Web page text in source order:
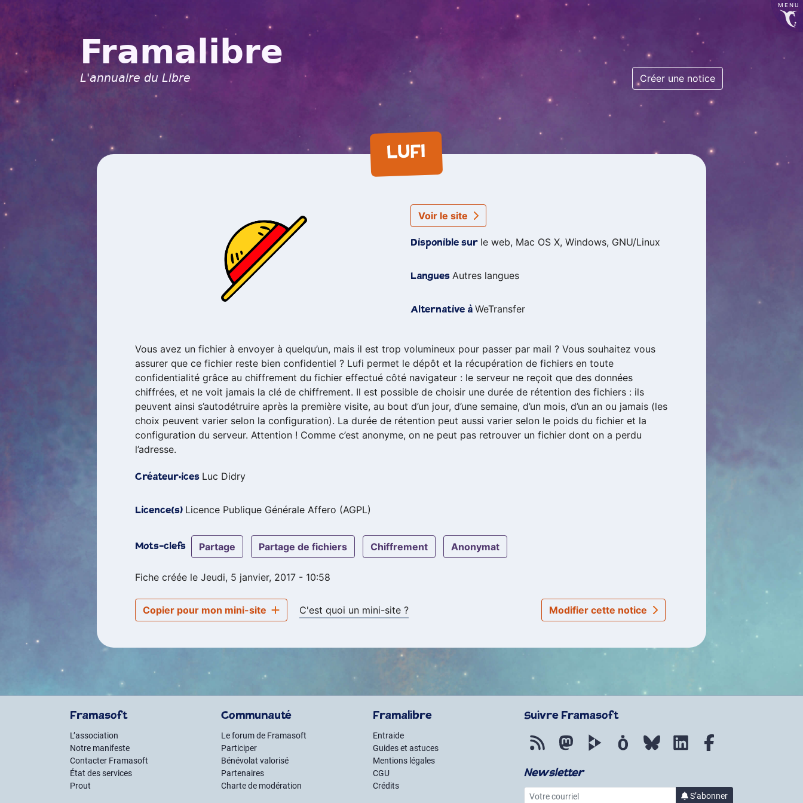
MENU
Framalibre
L'annuaire du Libre Créer une notice
LUFI
Voir le site
Disponible sur le web, Mac OS X, Windows, GNU/Linux
Langues Autres langues
Alternative à WeTransfer
Vous avez un fichier à envoyer à quelqu’un, mais il est trop volumineux pour passer par mail ? Vous souhaitez vous
assurer que ce fichier reste bien confidentiel ? Lufi permet le dépôt et la récupération de fichiers en toute
confidentialité grâce au chiffrement du fichier effectué côté navigateur : le serveur ne reçoit que des données
chiffrées, et ne voit jamais la clé de chiffrement. Il est possible de choisir une durée de rétention des fichiers : ils
peuvent ainsi s’autodétruire après la première visite, au bout d’un jour, d’une semaine, d’un mois, d’un an ou jamais (les
choix peuvent varier selon la configuration). La durée de rétention peut aussi varier selon le poids du fichier et la
configuration du serveur. Attention ! Comme c’est anonyme, on ne peut pas retrouver un fichier dont on a perdu
l’adresse.
Créateur·ices Luc Didry
Licence(s) Licence Publique Générale Affero (AGPL)
Mots-clefs partage partage de fichiers chiffrement anonymat
Fiche créée le Jeudi, 5 janvier, 2017 - 10:58
Copier pour mon mini-site C'est quoi un mini-site ? Modifier cette notice
Framasoft
L’association
Notre manifeste
Contacter Framasoft
État des services
Prout
Communauté
Le forum de Framasoft
Participer
Bénévolat valorisé
Partenaires
Charte de modération
Framalibre
Entraide
Guides et astuces
Mentions légales
CGU
Crédits
Suivre Framasoft
Flux RSS MastodonPeerTube Mobilizon Bluesky LinkedIn
Newsletter
Votre courriel S’abonner